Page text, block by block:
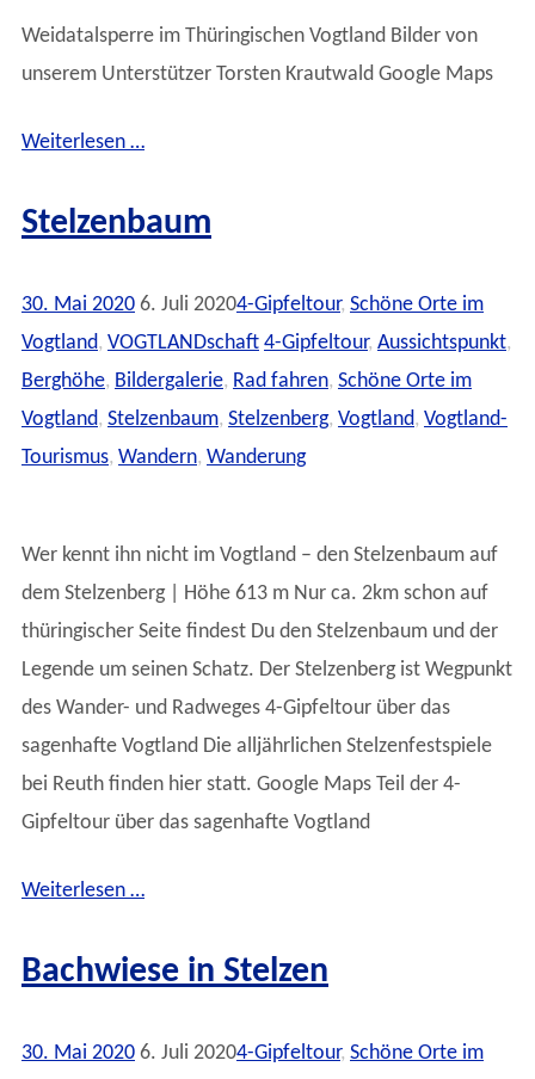
Weidatalsperre im Thüringischen Vogtland Bilder von
unserem Unterstützer Torsten Krautwald Google Maps
Weiterlesen …
Stelzenbaum
30. Mai 2020 6. Juli 20204-Gipfeltour, Schöne Orte im
Vogtland, VOGTLANDschaft 4-Gipfeltour, Aussichtspunkt,
Berghöhe, Bildergalerie, Rad fahren, Schöne Orte im
Vogtland, Stelzenbaum, Stelzenberg, Vogtland, Vogtland-
Tourismus, Wandern, Wanderung
Wer kennt ihn nicht im Vogtland – den Stelzenbaum auf
dem Stelzenberg | Höhe 613 m Nur ca. 2km schon auf
thüringischer Seite findest Du den Stelzenbaum und der
Legende um seinen Schatz. Der Stelzenberg ist Wegpunkt
des Wander- und Radweges 4-Gipfeltour über das
sagenhafte Vogtland Die alljährlichen Stelzenfestspiele
bei Reuth finden hier statt. Google Maps Teil der 4-
Gipfeltour über das sagenhafte Vogtland
Weiterlesen …
Bachwiese in Stelzen
30. Mai 2020 6. Juli 20204-Gipfeltour, Schöne Orte im